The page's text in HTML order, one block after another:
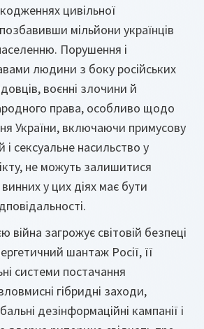
цивільної
мільйони українців
Порушення і
людини з боку російських
воєнні злочини й
права, особливо щодо
України, включаючи примусову
і сексуальне насильство у
не можуть залишитися
у цих діях має бути
війна загрожує світовій безпеці
шантаж Росії, її
системи постачання
гібридні заходи,
дезінформаційні кампанії і